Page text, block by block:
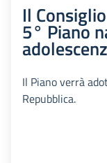
Il
5° Piano
Il Piano verrà
Repubblica.